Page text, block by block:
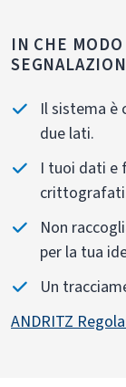
IN CHE
Il sistema è
due lati.
I tuoi dati e
Non
per la tua
Un
ANDRITZ